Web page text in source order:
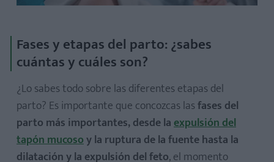
Fases y etapas del parto: ¿sabes
cuántas y cuáles son?
¿Lo sabes todo sobre las diferentes etapas del
parto? Es importante que concozcas lasfases del
parto más importantes, desde laexpulsión del
tapón mucosoy la ruptura de la fuente hasta la
dilatación y la expulsión del feto, el momento